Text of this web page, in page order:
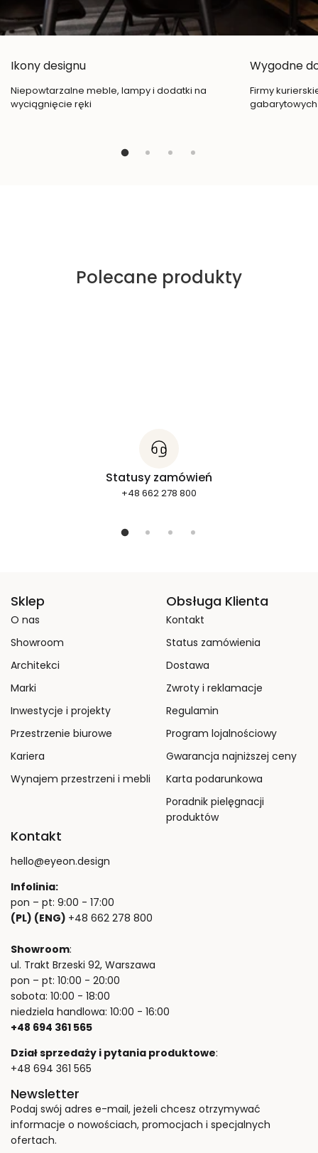
Ikony designu
Niepowtarzalne meble, lampy i dodatki na
wyciągnięcie ręki
Wygodne
Firmy
gabarytowych
Polecane produkty
Statusy zamówień
+48 662 278 800
Sklep
O nas
Showroom
Architekci
Marki
Inwestycje i projekty
Przestrzenie biurowe
Kariera
Wynajem przestrzeni i mebli
Obsługa Klienta
Kontakt
Status zamówienia
Dostawa
Zwroty i reklamacje
Regulamin
Program lojalnościowy
Gwarancja najniższej ceny
Karta podarunkowa
Poradnik pielęgnacji
produktów
Kontakt
hello@eyeon.design
Infolinia:
pon – pt: 9:00 - 17:00
(PL) (ENG) +48 662 278 800
Showroom:
ul. Trakt Brzeski 92, Warszawa
pon – pt: 10:00 - 20:00
sobota: 10:00 - 18:00
niedziela handlowa: 10:00 - 16:00
+48 694 361 565
Dział sprzedaży i pytania produktowe:
+48 694 361 565
Newsletter
Podaj swój adres e-mail, jeżeli chcesz otrzymywać
informacje o nowościach, promocjach i specjalnych
ofertach.